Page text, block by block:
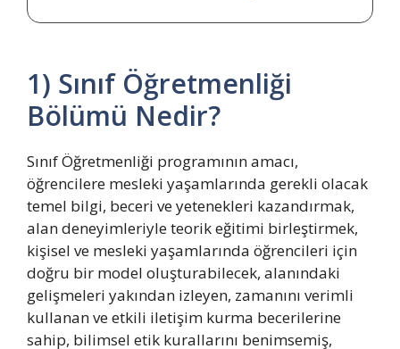
1) Sınıf Öğretmenliği
Bölümü Nedir?
Sınıf Öğretmenliği programının amacı,
öğrencilere mesleki yaşamlarında gerekli olacak
temel bilgi, beceri ve yetenekleri kazandırmak,
alan deneyimleriyle teorik eğitimi birleştirmek,
kişisel ve mesleki yaşamlarında öğrencileri için
doğru bir model oluşturabilecek, alanındaki
gelişmeleri yakından izleyen, zamanını verimli
kullanan ve etkili iletişim kurma becerilerine
sahip, bilimsel etik kurallarını benimsemiş,